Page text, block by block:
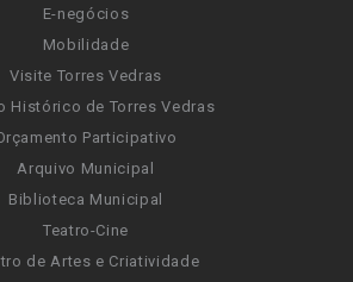
E-negócios
Mobilidade
Visite Torres Vedras
Histórico de Torres Vedras
Participativo
Arquivo Municipal
Biblioteca Municipal
Teatro-Cine
de Artes e Criatividade